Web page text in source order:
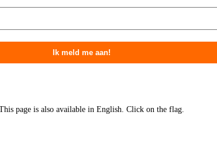
page is also available in English. Click on the flag.